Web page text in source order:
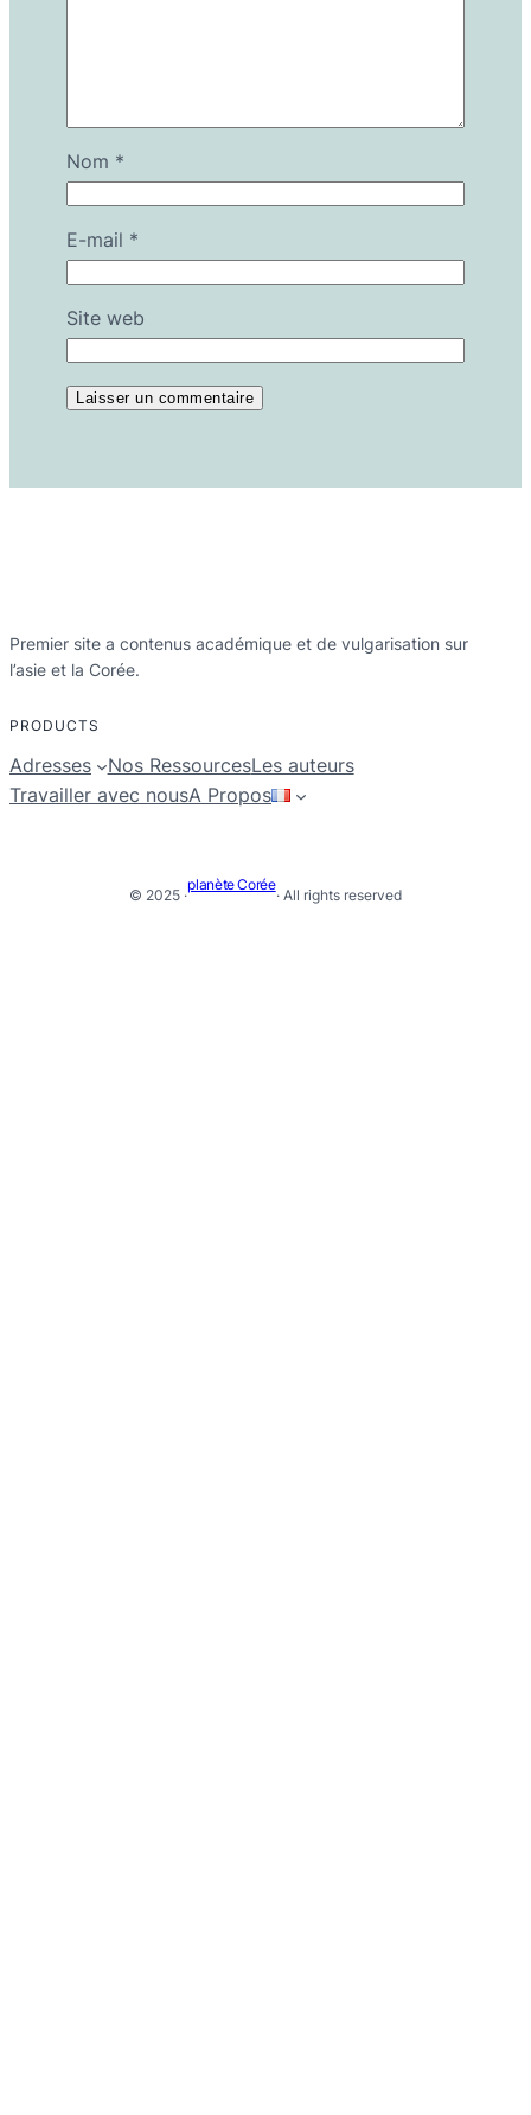
Nom *
E-mail *
Site web
Premier site a contenus académique et de vulgarisation sur
l’asie et la Corée.
PRODUCTS
Adresses Nos RessourcesLes auteurs
Travailler avec nousA Propos
© 2025 ·
planète Corée
· All rights reserved